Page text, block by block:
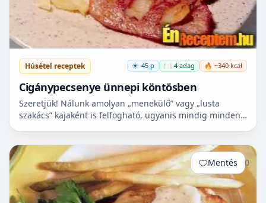
Húsétel receptek 45 p 🍽️ 4 adag 🔥 ~340 kcal
Cigánypecsenye ünnepi köntösben
Szeretjük! Nálunk amolyan „menekülő” vagy „lusta
szakács” kajaként is felfogható, ugyanis mindig minden
Mentés 0